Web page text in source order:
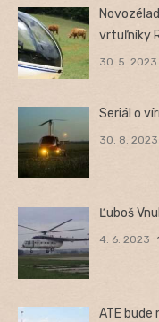
vrtuľníky
30. 5. 2023
Seriál o
30. 8. 2023
Ľuboš
4. 6. 2023
ATE